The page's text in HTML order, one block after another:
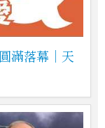
滿落幕｜天